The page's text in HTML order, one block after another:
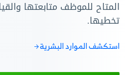
المتاح للموظف متابعتها
تخطيها.
استكشف الموارد البشرية